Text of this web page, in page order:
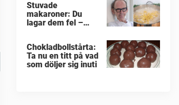
Stuvade
makaroner: Du
lagar dem fel –
Chokladbollstårta:
Ta nu en titt på vad
som döljer sig inuti